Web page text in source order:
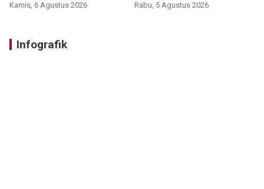
Kamis, 6 Agustus 2026 Rabu, 5 Agustus 2026
Infografik